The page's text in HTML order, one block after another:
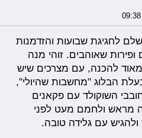
לחגיגת שבועות והזדמנות
שאוהבים. זוהי מנה
להכנה, עם מצרכים שיש
הבלוג "מחשבות שהיולי",
השוקולד עם פקאנים
מראש ולחמם מעט לפני
עם גלידה טובה.